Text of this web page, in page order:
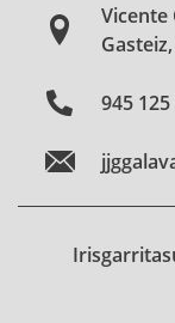
Vicente
945